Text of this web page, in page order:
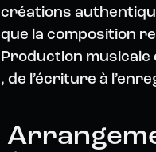
créations
que la composition
Production musicale
, de l’écriture à